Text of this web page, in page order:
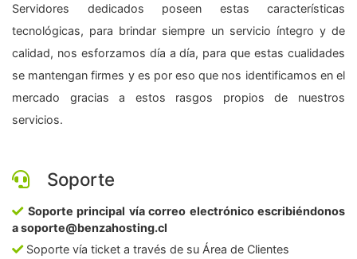
Servidores dedicados poseen estas características
tecnológicas, para brindar siempre un servicio íntegro y de
calidad, nos esforzamos día a día, para que estas cualidades
se mantengan firmes y es por eso que nos identificamos en el
mercado gracias a estos rasgos propios de nuestros
servicios.
Soporte
Soporte principal vía correo electrónico escribiéndonos
a soporte@benzahosting.cl
Soporte vía ticket a través de su Área de Clientes